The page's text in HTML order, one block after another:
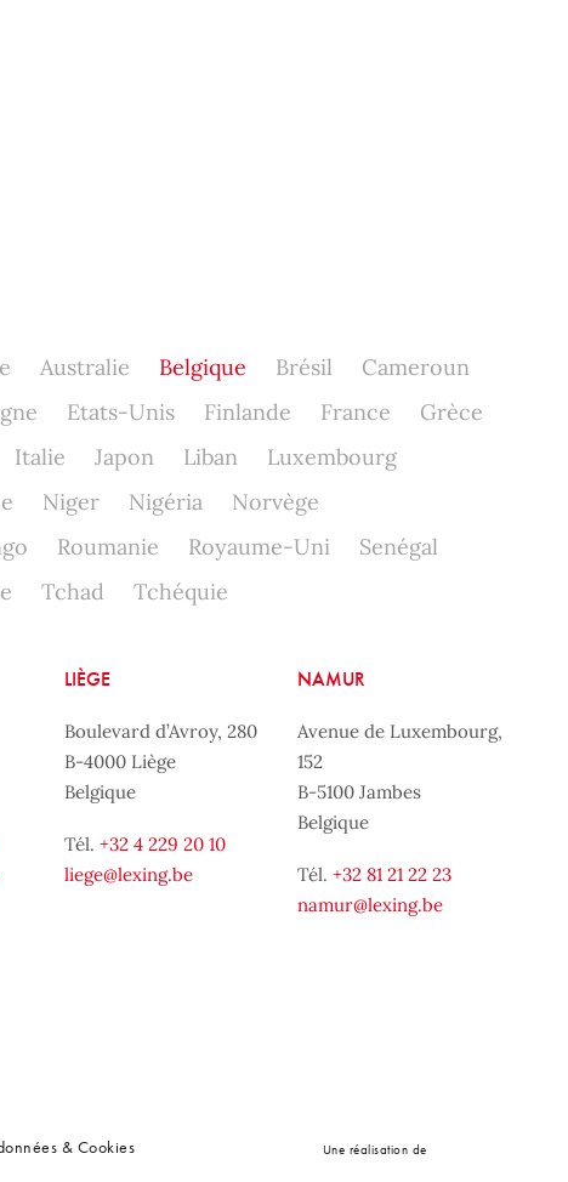
Australie Belgique Brésil
Cameroun
Etats-Unis Finlande France
Grèce
Italie Japon Liban
Luxembourg
Niger Nigéria
Norvège
Roumanie Royaume-Uni
Senégal
Tchad Tchéquie
LIÈGE
Boulevard d’Avroy, 280
B-4000 Liège
Belgique
Tél. +32 4 229 20 10
liege@lexing.be
NAMUR
Avenue de Luxembourg,
152
B-5100 Jambes
Belgique
Tél.+32 81 21 22 23
namur@lexing.be
& Cookies Une réalisation de